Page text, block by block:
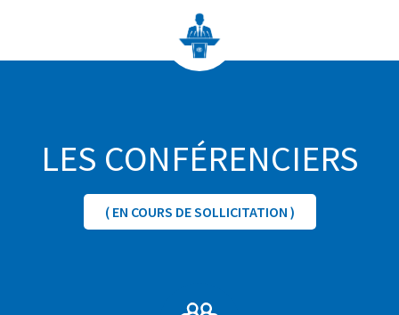
LES CONFÉRENCIERS
( EN COURS DE SOLLICITATION )